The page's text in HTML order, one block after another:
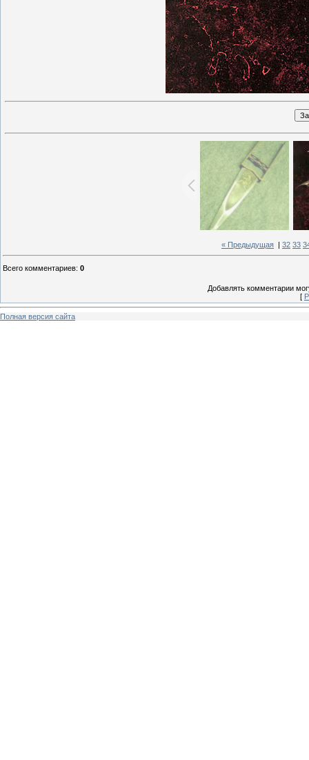
« Предыдущая 32 33
Всего комментариев: 0
Добавлять комментарии
[
Полная версия сайта